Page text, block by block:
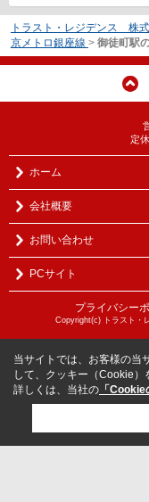
トラスト・レジデンス 株
京メトロ銀座線 > 御徒町駅
定
ホーム
会社概要
お問い合わせ
PCサイト
プライバシー
Copyright(c) トラスト・
当サイトでは、お客様の当
して、クッキー（Cookie）
詳しくは、当社の 「